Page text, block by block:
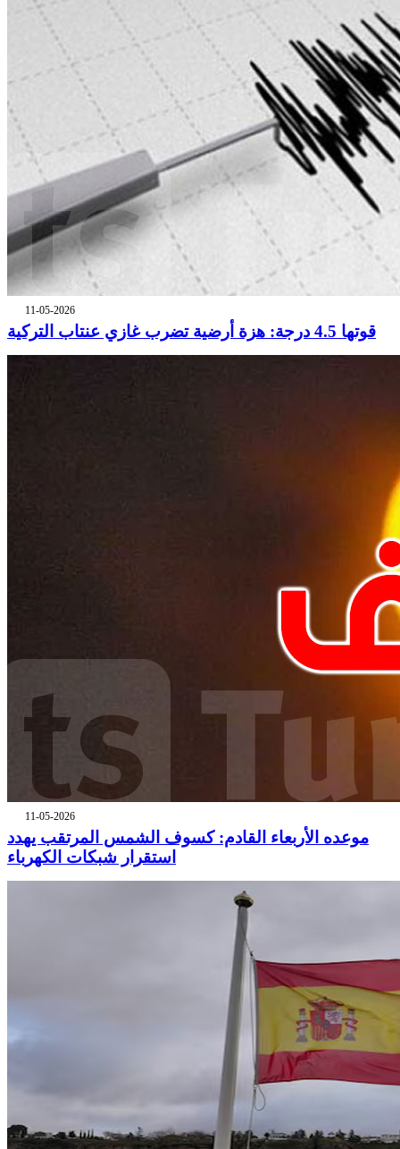
11-05-2026
قوتها 4.5 درجة: هزة أرضية تضرب غازي عنتاب التركية
11-05-2026
موعده الأربعاء القادم: كسوف الشمس المرتقب يهدد
استقرار شبكات الكهرباء